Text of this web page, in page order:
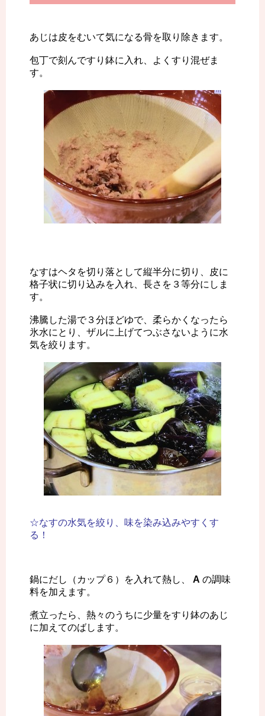
あじは皮をむいて気になる骨を取り除きます。
包丁で刻んですり鉢に入れ、よくすり混ぜま
す。
なすはヘタを切り落として縦半分に切り、皮に
格子状に切り込みを入れ、長さを３等分にしま
す。
沸騰した湯で３分ほどゆで、柔らかくなったら
氷水にとり、ザルに上げてつぶさないように水
気を絞ります。
☆なすの水気を絞り、味を染み込みやすくす
る！
鍋にだし（カップ６）を入れて熱し、 A の調味
料を加えます。
煮立ったら、熱々のうちに少量をすり鉢のあじ
に加えてのばします。